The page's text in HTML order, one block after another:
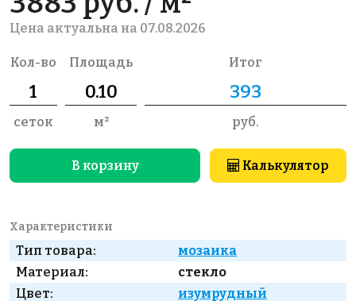
Цена актуальна на 07.08.2026
Кол-во
сеток
Площадь
м²
Итог
руб.
В корзину Калькулятор
Характеристики
Тип товара:
мозаика
Материал:
стекло
Цвет:
изумрудный